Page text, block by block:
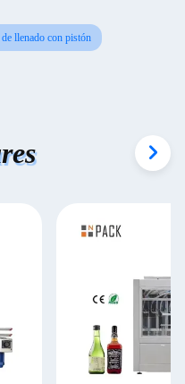
llenado con pistón